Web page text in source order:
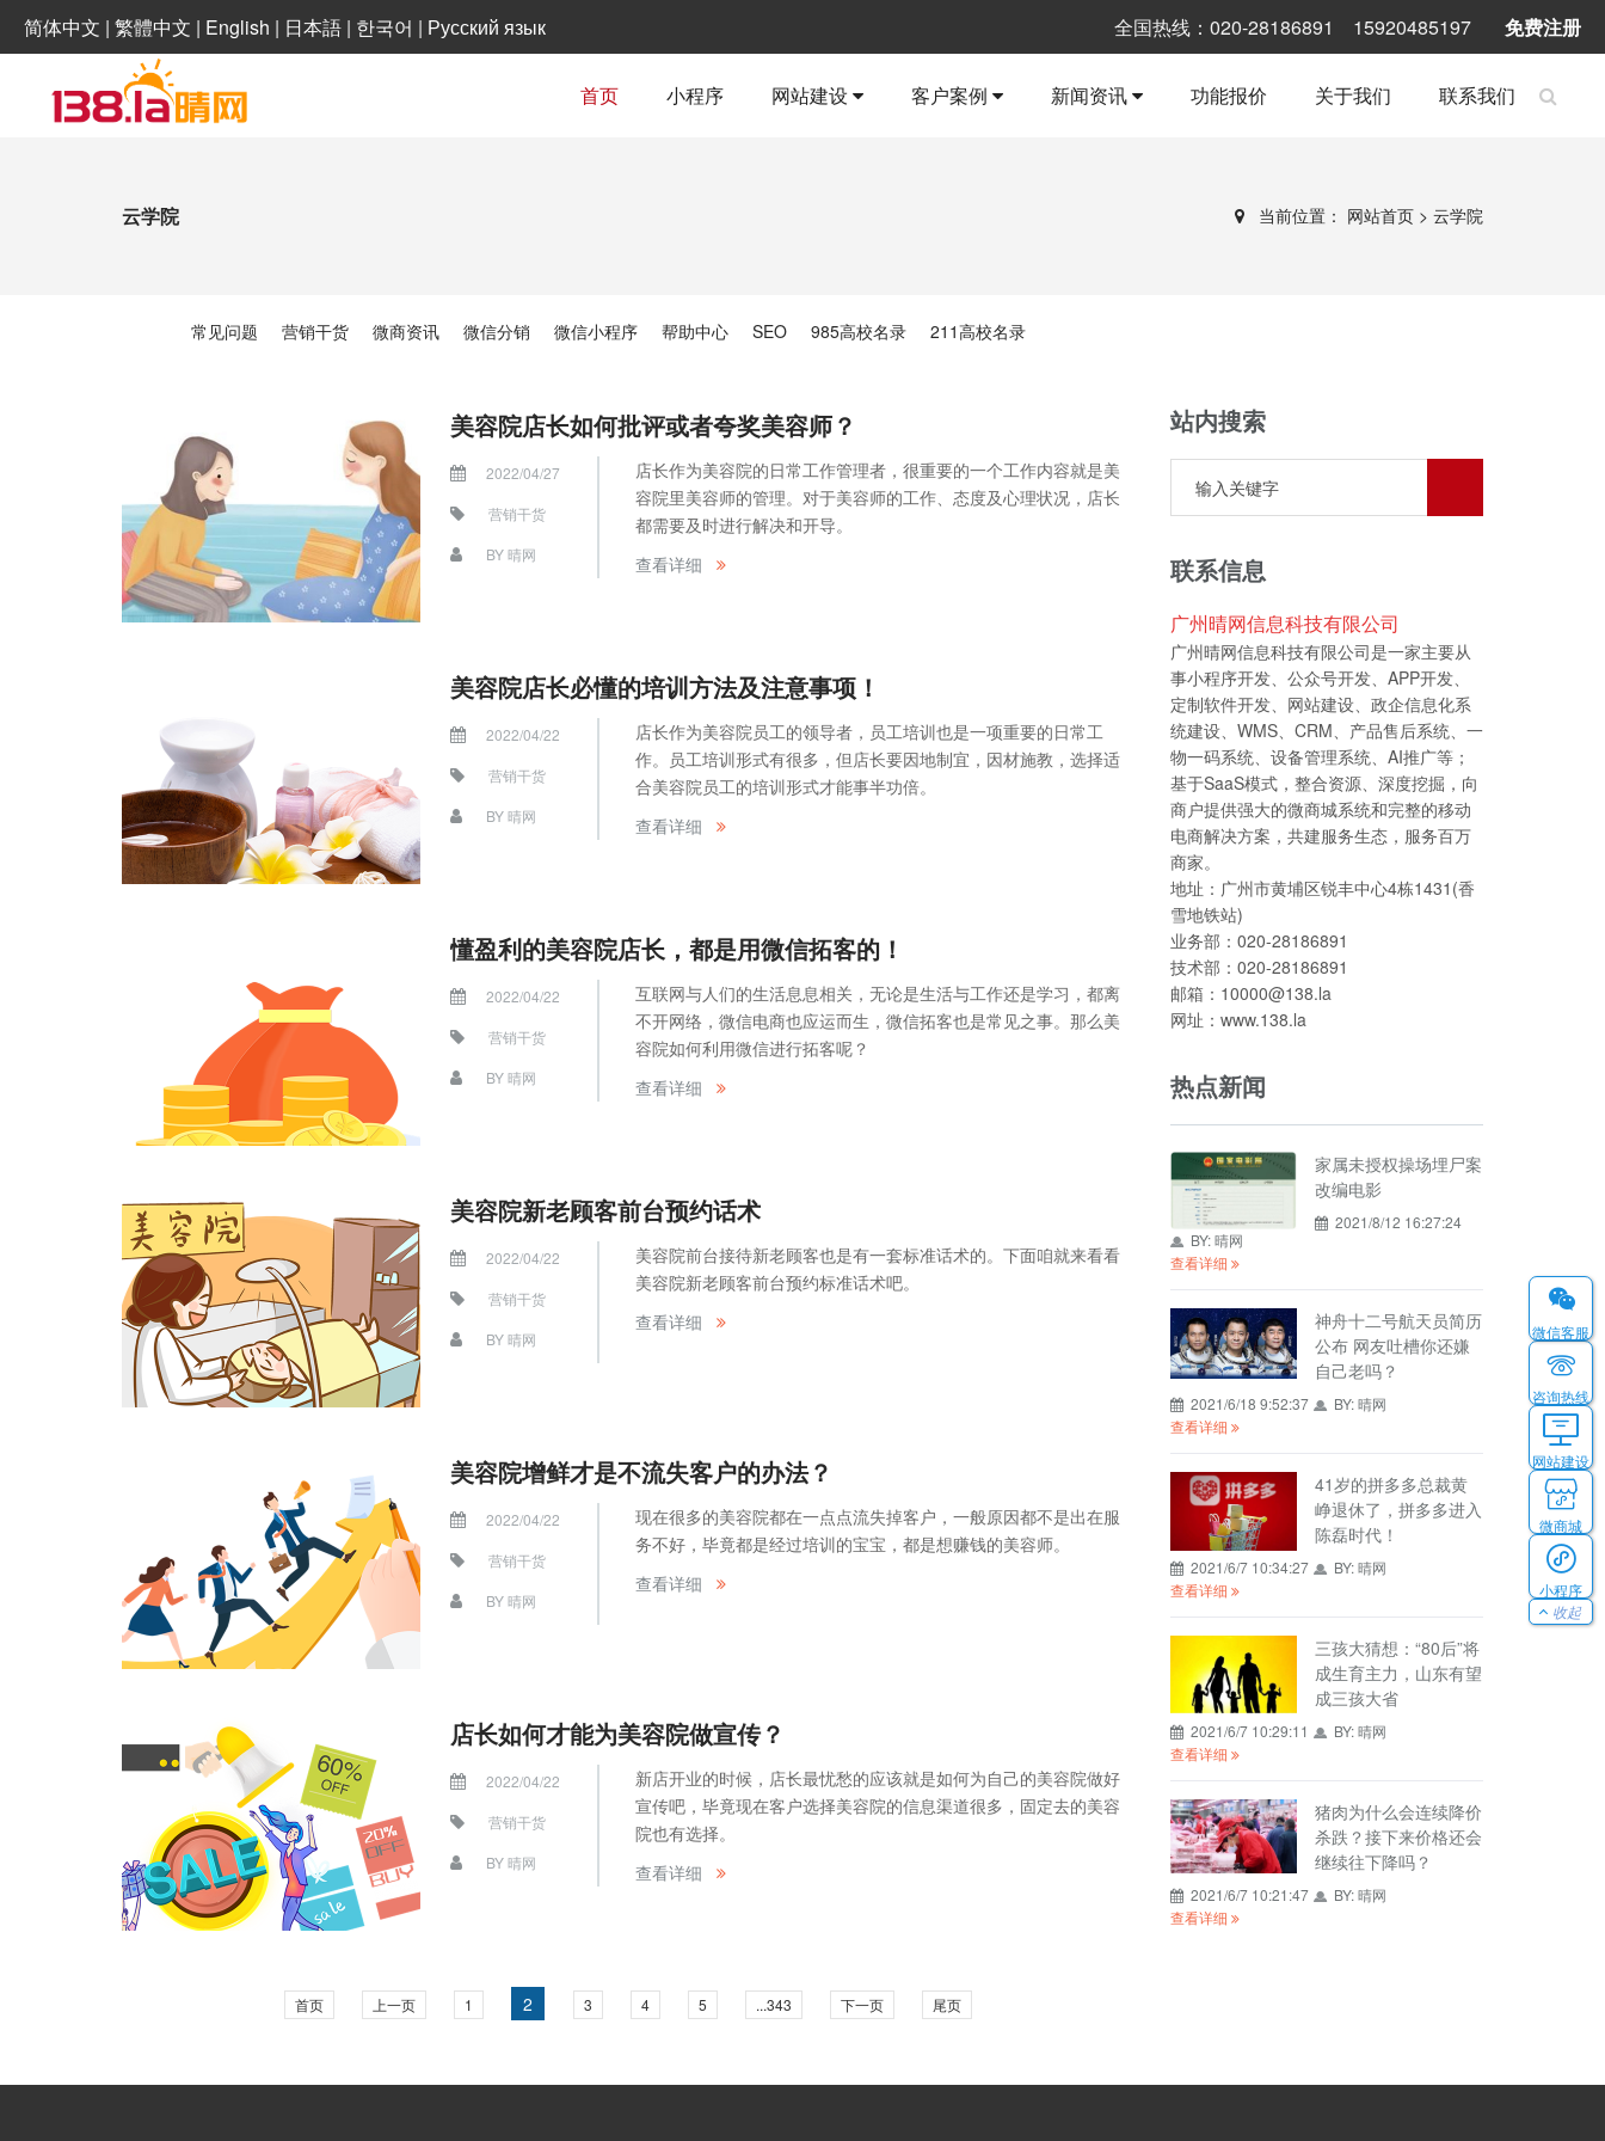
简体中文 | 繁體中文 | English | 日本語 | 한국어 | Русский язык 全国热线：020-28186891 15920485197 免费注册
首页 小程序 网站建设 客户案例 新闻资讯 功能报价 关于我们 联系我们
微信客服
咨询热线
网站建设
微商城
小程序
收起
云学院 当前位置： 网站首页 > 云学院
常见问题 营销干货 微商资讯 微信分销 微信小程序 帮助中心 SEO 985高校名录 211高校名录
美容院店长如何批评或者夸奖美容师？
2022/04/27
营销干货
BY晴网
店长作为美容院的日常工作管理者，很重要的一个工作内容就是美
容院里美容师的管理。对于美容师的工作、态度及心理状况，店长
都需要及时进行解决和开导。
查看详细
美容院店长必懂的培训方法及注意事项！
2022/04/22
营销干货
BY晴网
店长作为美容院员工的领导者，员工培训也是一项重要的日常工
作。员工培训形式有很多，但店长要因地制宜，因材施教，选择适
合美容院员工的培训形式才能事半功倍。
查看详细
懂盈利的美容院店长，都是用微信拓客的！
2022/04/22
营销干货
BY晴网
互联网与人们的生活息息相关，无论是生活与工作还是学习，都离
不开网络，微信电商也应运而生，微信拓客也是常见之事。那么美
容院如何利用微信进行拓客呢？
查看详细
美容院新老顾客前台预约话术
2022/04/22
营销干货
BY晴网
美容院前台接待新老顾客也是有一套标准话术的。下面咱就来看看
美容院新老顾客前台预约标准话术吧。
查看详细
美容院增鲜才是不流失客户的办法？
2022/04/22
营销干货
BY晴网
现在很多的美容院都在一点点流失掉客户，一般原因都不是出在服
务不好，毕竟都是经过培训的宝宝，都是想赚钱的美容师。
查看详细
店长如何才能为美容院做宣传？
2022/04/22
营销干货
BY晴网
新店开业的时候，店长最忧愁的应该就是如何为自己的美容院做好
宣传吧，毕竟现在客户选择美容院的信息渠道很多，固定去的美容
院也有选择。
查看详细
首页 上一页 1 2 3 4 5 ...343 下一页 尾页
站内搜索
联系信息
广州晴网信息科技有限公司
广州晴网信息科技有限公司是一家主要从
事小程序开发、公众号开发、APP开发、
定制软件开发、网站建设、政企信息化系
统建设、WMS、CRM、产品售后系统、一
物一码系统、设备管理系统、AI推广等；
基于SaaS模式，整合资源、深度挖掘，向
商户提供强大的微商城系统和完整的移动
电商解决方案，共建服务生态，服务百万
商家。
地址：广州市黄埔区锐丰中心4栋1431(香
雪地铁站)
业务部：020-28186891
技术部：020-28186891
邮箱：10000@138.la
网址：www.138.la
热点新闻
家属未授权操场埋尸案
改编电影
2021/8/12 16:27:24
BY:晴网
查看详细
神舟十二号航天员简历
公布 网友吐槽你还嫌
自己老吗？
2021/6/18 9:52:37 BY:晴网
查看详细
41岁的拼多多总裁黄
峥退休了，拼多多进入
陈磊时代！
2021/6/7 10:34:27 BY:晴网
查看详细
三孩大猜想：“80后”将
成生育主力，山东有望
成三孩大省
2021/6/7 10:29:11 BY:晴网
查看详细
猪肉为什么会连续降价
杀跌？接下来价格还会
继续往下降吗？
2021/6/7 10:21:47 BY:晴网
查看详细